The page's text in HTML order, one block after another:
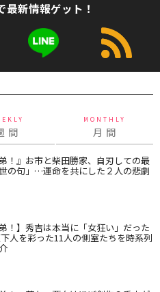
最新情報ゲット！
間
MONTHLY
月 間
弟！』お市と柴田勝家、自刃しての最
の句」…運命を共にした２人の悲劇
弟！】秀吉は本当に「女狂い」だった
人を彩った11人の側室たちを時系列